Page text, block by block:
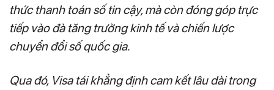
thức thanh toán số tin cậy, mà còn đóng góp trực
tiếp vào đà tăng trưởng kinh tế và chiến lược
chuyển đổi số quốc gia.
Qua đó, Visa tái khẳng định cam kết lâu dài trong